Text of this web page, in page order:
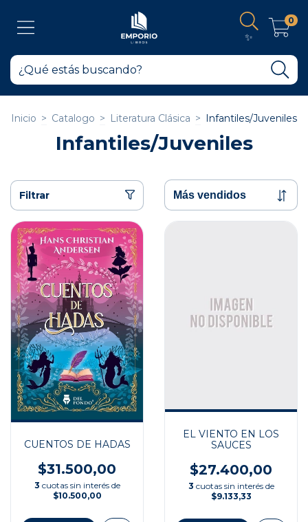
✨
0
Inicio > Catalogo > Literatura Clásica > Infantiles/Juveniles
Infantiles/Juveniles
Filtrar
CUENTOS DE HADAS
$31.500,00
3 cuotas sin interés de
$10.500,00
EL VIENTO EN LOS
SAUCES
$27.400,00
3 cuotas sin interés de
$9.133,33